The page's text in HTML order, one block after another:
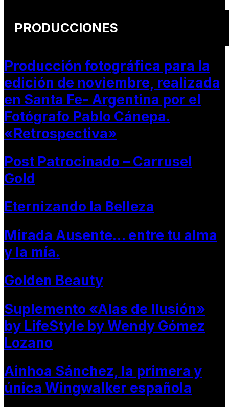
PRODUCCIONES
Producción fotográfica para la
edición de noviembre, realizada
en Santa Fe- Argentina por el
Fotógrafo Pablo Cánepa.
«Retrospectiva»
Post Patrocinado – Carrusel
Gold
Eternizando la Belleza
Mirada Ausente… entre tu alma
y la mía.
Golden Beauty
Suplemento «Alas de Ilusión»
by LifeStyle by Wendy Gómez
Lozano
Ainhoa Sánchez, la primera y
única Wingwalker española